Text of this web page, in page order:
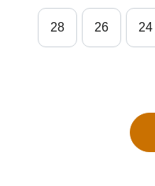
24
26
28